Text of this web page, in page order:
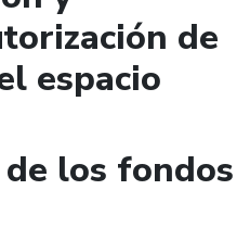
de
espacio
los fondos